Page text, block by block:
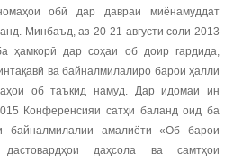
обӣ дар давраи миёнамуддат
Минбаъд, аз 20-21 августи соли 2013
ҳамкорӣ дар соҳаи об доир гардида,
ва байналмилалиро барои ҳалли
об таъкид намуд. Дар идомаи ин
Конференсияи сатҳи баланд оид ба
байналмилалии амалиёти «Об барои
даҳсола ва самтҳои